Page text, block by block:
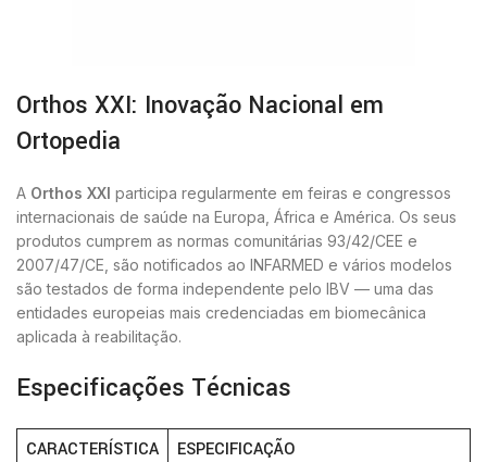
Orthos XXI: Inovação Nacional em
Ortopedia
A Orthos XXI participa regularmente em feiras e congressos
internacionais de saúde na Europa, África e América. Os seus
produtos cumprem as normas comunitárias 93/42/CEE e
2007/47/CE, são notificados ao INFARMED e vários modelos
são testados de forma independente pelo IBV — uma das
entidades europeias mais credenciadas em biomecânica
aplicada à reabilitação.
Especificações Técnicas
CARACTERÍSTICA ESPECIFICAÇÃO